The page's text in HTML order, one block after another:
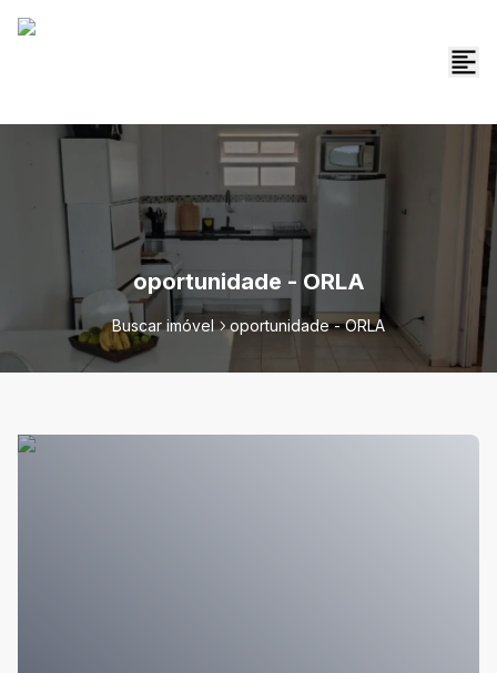
oportunidade - ORLA
Buscar imóvel oportunidade - ORLA